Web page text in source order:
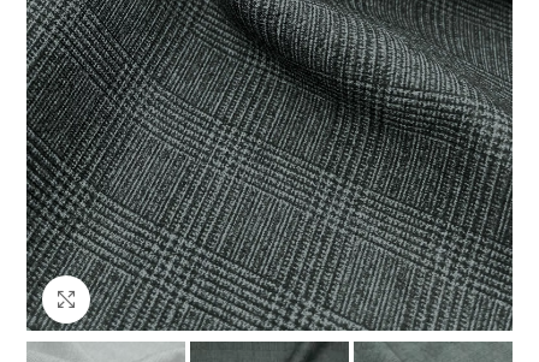
Клацніть, щоб збільшити